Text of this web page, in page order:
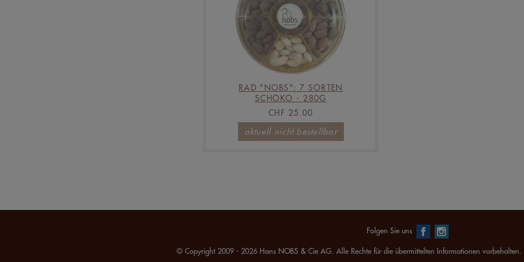
RAD "NOBS": 7 SORTEN
SCHOKO - 280G
CHF 25.00
aktuell nicht bestellbar
Folgen Sie uns
© Copyright 2009 - 2026 Hans NOBS & Cie AG. Alle Rechte für die übermittelten Informationen vorbehalten.